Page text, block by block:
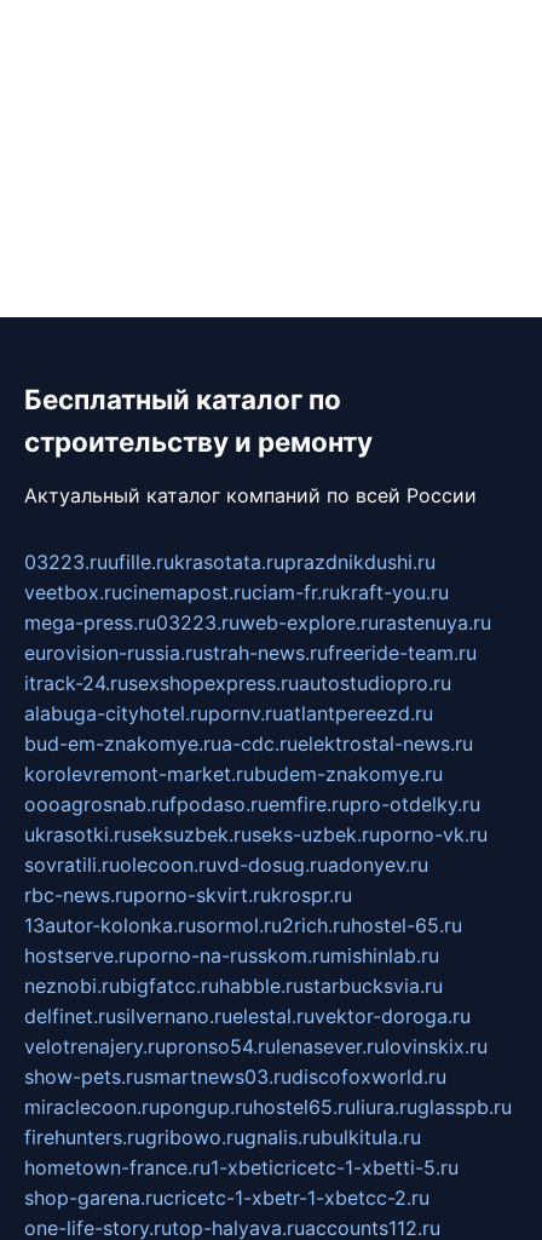
Бесплатный каталог по
строительству и ремонту
Актуальный каталог компаний по всей России
03223.ruufille.rukrasotata.ruprazdnikdushi.ru
veetbox.rucinemapost.ruciam-fr.rukraft-you.ru
mega-press.ru03223.ruweb-explore.rurastenuya.ru
eurovision-russia.rustrah-news.rufreeride-team.ru
itrack-24.rusexshopexpress.ruautostudiopro.ru
alabuga-cityhotel.rupornv.ruatlantpereezd.ru
bud-em-znakomye.rua-cdc.ruelektrostal-news.ru
korolevremont-market.rubudem-znakomye.ru
oooagrosnab.rufpodaso.ruemfire.rupro-otdelky.ru
ukrasotki.ruseksuzbek.ruseks-uzbek.ruporno-vk.ru
sovratili.ruolecoon.ruvd-dosug.ruadonyev.ru
rbc-news.ruporno-skvirt.rukrospr.ru
13autor-kolonka.rusormol.ru2rich.ruhostel-65.ru
hostserve.ruporno-na-russkom.rumishinlab.ru
neznobi.rubigfatcc.ruhabble.rustarbucksvia.ru
delfinet.rusilvernano.ruelestal.ruvektor-doroga.ru
velotrenajery.rupronso54.rulenasever.rulovinskix.ru
show-pets.rusmartnews03.rudiscofoxworld.ru
miraclecoon.rupongup.ruhostel65.ruliura.ruglasspb.ru
firehunters.rugribowo.rugnalis.rubulkitula.ru
hometown-france.ru1-xbeticricetc-1-xbetti-5.ru
shop-garena.rucricetc-1-xbetr-1-xbetcc-2.ru
one-life-story.rutop-halyava.ruaccounts112.ru